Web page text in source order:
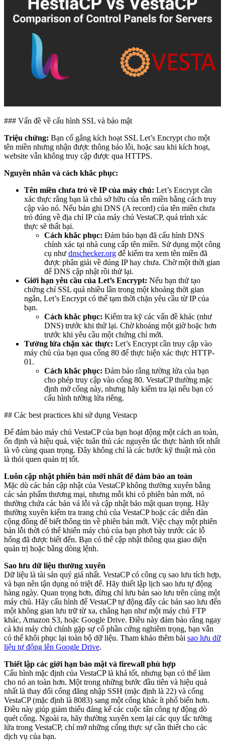
### Vấn đề về cấu hình SSL và bảo mật
Triệu chứng: Bạn cố gắng kích hoạt SSL Let’s Encrypt cho một
tên miền nhưng nhận được thông báo lỗi, hoặc sau khi kích hoạt,
website vẫn không truy cập được qua HTTPS.
Nguyên nhân và cách khắc phục:
Tên miền chưa trỏ về IP của máy chủ: Let’s Encrypt cần
xác thực rằng bạn là chủ sở hữu của tên miền bằng cách truy
cập vào nó. Nếu bản ghi DNS (A record) của tên miền chưa
trỏ đúng về địa chỉ IP của máy chủ VestaCP, quá trình xác
thực sẽ thất bại.
Cách khắc phục: Đảm bảo bạn đã cấu hình DNS
chính xác tại nhà cung cấp tên miền. Sử dụng một công
cụ như dnschecker.org để kiểm tra xem tên miền đã
được phân giải về đúng IP hay chưa. Chờ một thời gian
để DNS cập nhật rồi thử lại.
Giới hạn yêu cầu của Let’s Encrypt: Nếu bạn thử tạo
chứng chỉ SSL quá nhiều lần trong một khoảng thời gian
ngắn, Let’s Encrypt có thể tạm thời chặn yêu cầu từ IP của
bạn.
Cách khắc phục: Kiểm tra kỹ các vấn đề khác (như
DNS) trước khi thử lại. Chờ khoảng một giờ hoặc hơn
trước khi yêu cầu một chứng chỉ mới.
Tường lửa chặn xác thực: Let’s Encrypt cần truy cập vào
máy chủ của bạn qua cổng 80 để thực hiện xác thực HTTP-
01.
Cách khắc phục: Đảm bảo rằng tường lửa của bạn
cho phép truy cập vào cổng 80. VestaCP thường mặc
định mở cổng này, nhưng hãy kiểm tra lại nếu bạn có
cấu hình tường lửa riêng.
## Các best practices khi sử dụng Vestacp
Để đảm bảo máy chủ VestaCP của bạn hoạt động một cách an toàn,
ổn định và hiệu quả, việc tuân thủ các nguyên tắc thực hành tốt nhất
là vô cùng quan trọng. Đây không chỉ là các bước kỹ thuật mà còn
là thói quen quản trị tốt.
Luôn cập nhật phiên bản mới nhất để đảm bảo an toàn
Mặc dù các bản cập nhật của VestaCP không thường xuyên bằng
các sản phẩm thương mại, nhưng mỗi khi có phiên bản mới, nó
thường chứa các bản vá lỗi và cập nhật bảo mật quan trọng. Hãy
thường xuyên kiểm tra trang chủ của VestaCP hoặc các diễn đàn
cộng đồng để biết thông tin về phiên bản mới. Việc chạy một phiên
bản lỗi thời có thể khiến máy chủ của bạn phơi bày trước các lỗ
hổng đã được biết đến. Bạn có thể cập nhật thông qua giao diện
quản trị hoặc bằng dòng lệnh.
Sao lưu dữ liệu thường xuyên
Dữ liệu là tài sản quý giá nhất. VestaCP có công cụ sao lưu tích hợp,
và bạn nên tận dụng nó triệt để. Hãy thiết lập lịch sao lưu tự động
hàng ngày. Quan trọng hơn, đừng chỉ lưu bản sao lưu trên cùng một
máy chủ. Hãy cấu hình để VestaCP tự động đẩy các bản sao lưu đến
một không gian lưu trữ từ xa, chẳng hạn như một máy chủ FTP
khác, Amazon S3, hoặc Google Drive. Điều này đảm bảo rằng ngay
cả khi máy chủ chính gặp sự cố phần cứng nghiêm trọng, bạn vẫn
có thể khôi phục lại toàn bộ dữ liệu. Tham khảo thêm bài sao lưu dữ
liệu tự động lên Google Drive.
Thiết lập các giới hạn bảo mật và firewall phù hợp
Cấu hình mặc định của VestaCP là khá tốt, nhưng bạn có thể làm
cho nó an toàn hơn. Một trong những bước đầu tiên và hiệu quả
nhất là thay đổi cổng đăng nhập SSH (mặc định là 22) và cổng
VestaCP (mặc định là 8083) sang một cổng khác ít phổ biến hơn.
Điều này giúp giảm thiểu đáng kể các cuộc tấn công tự động dò
quét cổng. Ngoài ra, hãy thường xuyên xem lại các quy tắc tường
lửa trong VestaCP, chỉ mở những cổng thực sự cần thiết cho các
dịch vụ của bạn.